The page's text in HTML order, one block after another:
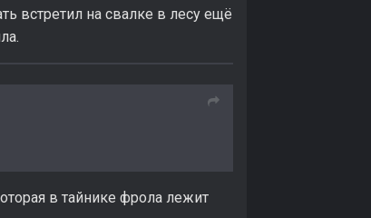
встретил на свалке в лесу ещё
в тайнике фрола лежит